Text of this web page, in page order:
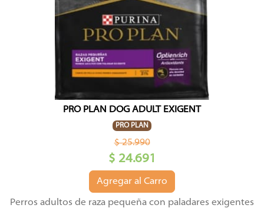
PRO PLAN DOG ADULT EXIGENT
PRO PLAN
$ 25.990
$ 24.691
Agregar al Carro
Perros adultos de raza pequeña con paladares exigentes